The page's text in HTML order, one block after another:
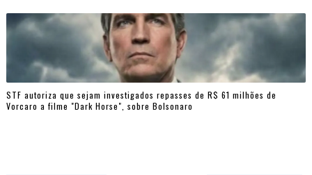
STF autoriza que sejam investigados repasses de R$ 61 milhões de
Vorcaro a filme "Dark Horse", sobre Bolsonaro